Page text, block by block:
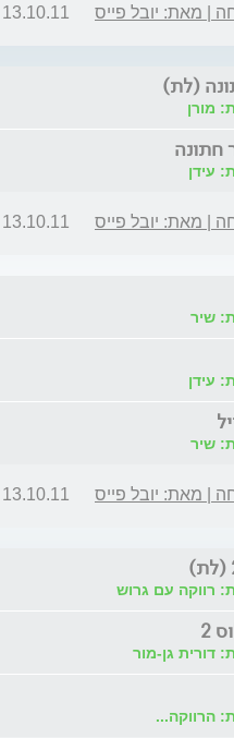
| מאת: יובל פייס 13.10.11 | 12:39
(לת)
| מאת: יובל פייס 13.10.11 | 12:46
| מאת: יובל פייס 13.10.11 | 12:47